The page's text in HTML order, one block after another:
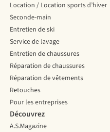
Location / Location sports d’hiver
Seconde-main
Entretien de ski
Service de lavage
Entretien de chaussures
Réparation de chaussures
Réparation de vêtements
Retouches
Pour les entreprises
Découvrez
A.S.Magazine